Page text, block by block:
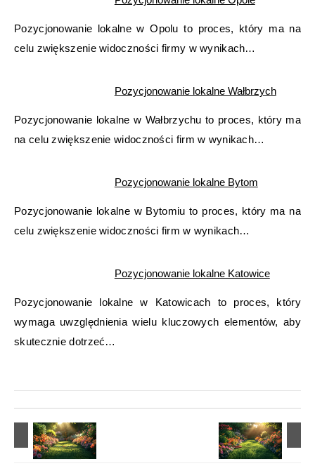
Pozycjonowanie lokalne w Opolu to proces, który ma na
celu zwiększenie widoczności firmy w wynikach…
Pozycjonowanie lokalne Wałbrzych
Pozycjonowanie lokalne w Wałbrzychu to proces, który ma
na celu zwiększenie widoczności firm w wynikach…
Pozycjonowanie lokalne Bytom
Pozycjonowanie lokalne w Bytomiu to proces, który ma na
celu zwiększenie widoczności firm w wynikach…
Pozycjonowanie lokalne Katowice
Pozycjonowanie lokalne w Katowicach to proces, który
wymaga uwzględnienia wielu kluczowych elementów, aby
skutecznie dotrzeć…